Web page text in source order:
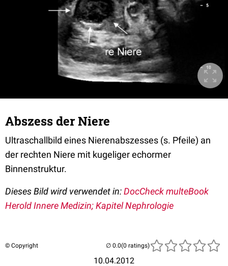
Abszess der Niere
Ultraschallbild eines Nierenabszesses (s. Pfeile) an
der rechten Niere mit kugeliger echormer
Binnenstruktur.
Dieses Bild wird verwendet in:DocCheck multeBook
Herold Innere Medizin; Kapitel Nephrologie
© Copyright
10.04.2012
(0 ratings)